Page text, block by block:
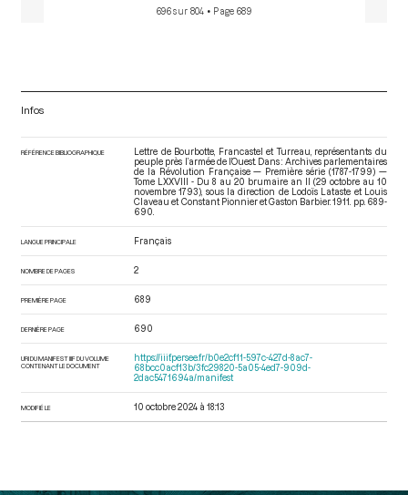
696 sur 804 • Page 689
Infos
RÉFÉRENCE BIBLIOGRAPHIQUE
Lettre de Bourbotte, Francastel et Turreau, représentants du
peuple près l’armée de l’Ouest. Dans : Archives parlementaires
de la Révolution Française — Première série (1787-1799) —
Tome LXXVIII - Du 8 au 20 brumaire an II (29 octobre au 10
novembre 1793) , sous la direction de Lodoïs Lataste et Louis
Claveau et Constant Pionnier et Gaston Barbier. 1911. pp. 689-
690.
LANGUE PRINCIPALE Français
NOMBRE DE PAGES 2
PREMIÈRE PAGE 689
DERNIÈRE PAGE 690
URI DU MANIFEST IIIF DU VOLUME
CONTENANT LE DOCUMENT
https://iiif.persee.fr/b0e2cf11-597c-427d-8ac7-
68bcc0acf13b/3fc29820-5a05-4ed7-909d-
2dac5471694a/manifest
MODIFIÉ LE 10 octobre 2024 à 18:13